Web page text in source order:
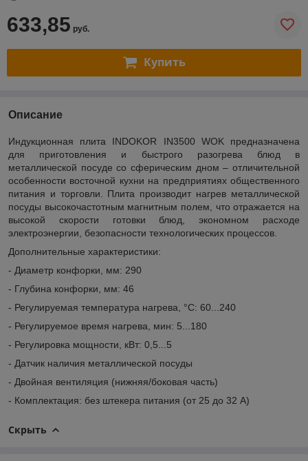
633,85 руб.
Купить
Описание
Индукционная плита INDOKOR IN3500 WOK предназначена
для приготовления и быстрого разогрева блюд в
металлической посуде со сферическим дном – отличительной
особенности восточной кухни на предприятиях общественного
питания и торговли. Плита производит нагрев металлической
посуды высокочастотным магнитным полем, что отражается на
высокой скорости готовки блюд, экономном расходе
электроэнергии, безопасности технологических процессов.
Дополнительные характеристики:
- Диаметр конфорки, мм: 290
- Глубина конфорки, мм: 46
- Регулируемая температура нагрева, °С: 60...240
- Регулируемое время нагрева, мин: 5...180
- Регулировка мощности, кВт: 0,5...5
- Датчик наличия металлической посуды
- Двойная вентиляция (нижняя/боковая часть)
- Комплектация: без штекера питания (от 25 до 32 А)
Скрыть